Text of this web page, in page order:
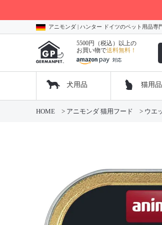
アニモンダ | ハンター ドイツのペット用品
5500円（税込）以上の
お買い物で送料無料！
犬用品 猫用品
HOME アニモンダ 猫用フード ウエ